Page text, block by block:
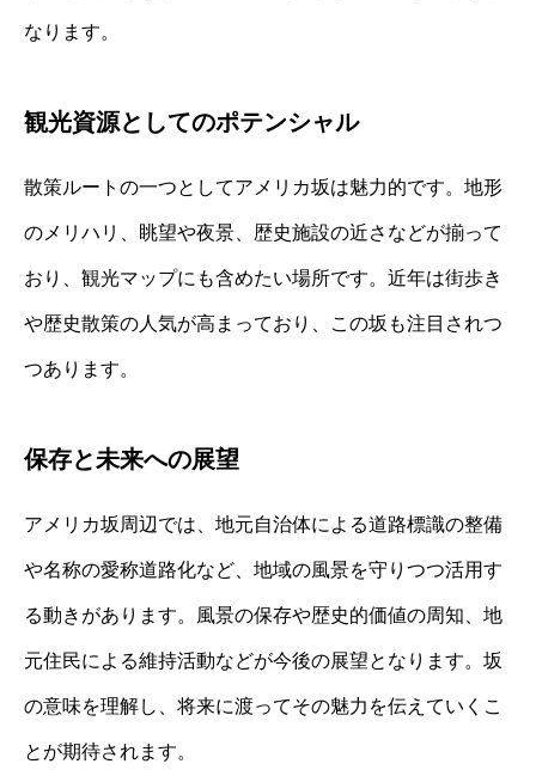
なります。
観光資源としてのポテンシャル
散策ルートの一つとしてアメリカ坂は魅力的です。地形
のメリハリ、眺望や夜景、歴史施設の近さなどが揃って
おり、観光マップにも含めたい場所です。近年は街歩き
や歴史散策の人気が高まっており、この坂も注目されつ
つあります。
保存と未来への展望
アメリカ坂周辺では、地元自治体による道路標識の整備
や名称の愛称道路化など、地域の風景を守りつつ活用す
る動きがあります。風景の保存や歴史的価値の周知、地
元住民による維持活動などが今後の展望となります。坂
の意味を理解し、将来に渡ってその魅力を伝えていくこ
とが期待されます。